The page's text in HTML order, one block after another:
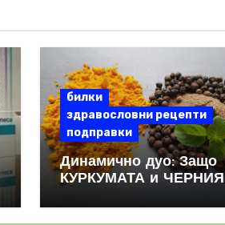
билки
здравословни рецепти
подправки
Динамично дуо: Защо
КУРКУМАТА и ЧЕРНИЯ
комбинация